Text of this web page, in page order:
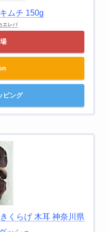
ムチ 150g
エレバ
ピング
くらげ 木耳 神奈川県